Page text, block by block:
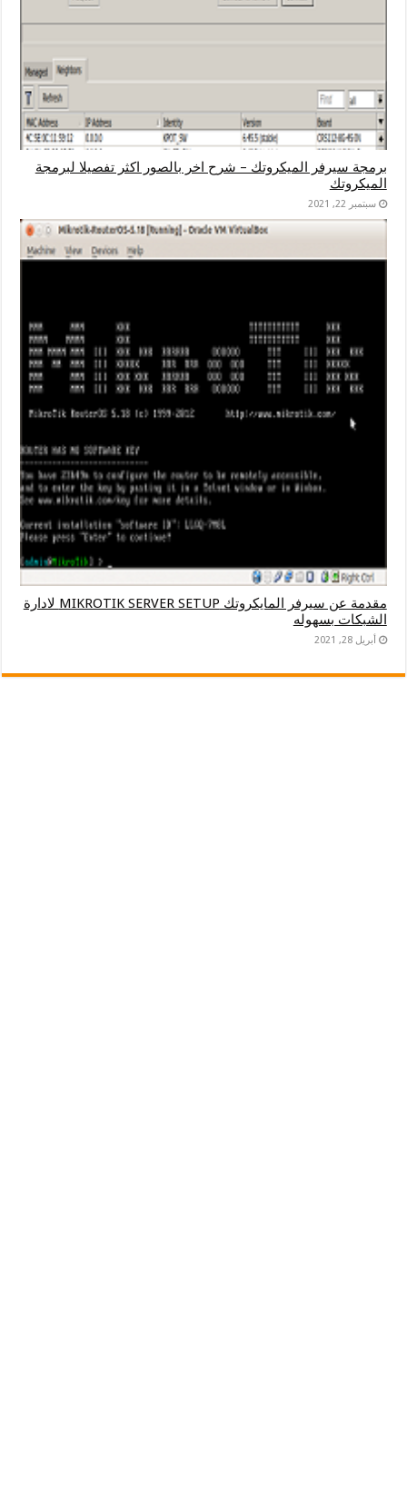
برمجة سيرفر الميكروتك – شرح اخر بالصور اكثر تفصيلا لبرمجة
الميكروتك
سبتمبر 22, 2021
مقدمة عن سيرفر المايكروتك MIKROTIK SERVER SETUP لادارة
الشبكات بسهوله
أبريل 28, 2021